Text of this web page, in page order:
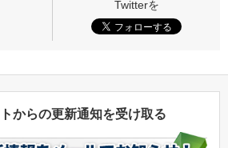
からの更新通知を受け取る